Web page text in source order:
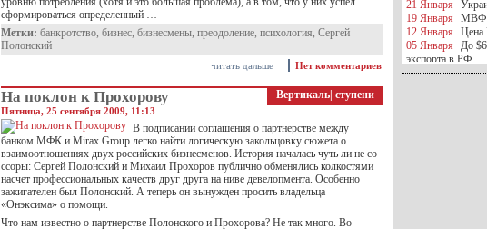
сформироваться определенный …
Метки: банкротство, бизнес, бизнесмены, преодоление, психология, Сергей
Полонский
Нет комментариев
читать дальше
Вертикаль ступени
На поклон к Прохорову
Пятница, 25 сентября 2009, 11:13
В подписании соглашения о партнерстве между
банком МФК и Mirax Group легко найти логическую закольцовку сюжета о
взаимоотношениях двух российских бизнесменов. История началась чуть ли не со
ссоры: Сергей Полонский и Михаил Прохоров публично обменялись колкостями
насчет профессиональных качеств друг друга на ниве девелопмента. Особенно
зажигателен был Полонский. А теперь он вынужден просить владельца
«Онэксима» о помощи.
Что нам известно о партнерстве Полонского и Прохорова? Не так много. Во-
21 Января
19 Января
МВФ
12 Января
Цена
05 Января
До
экспорта в РФ
05 Января
Киев